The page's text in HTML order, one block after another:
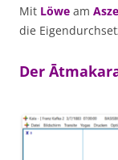
Mit Löwe am
die
Der